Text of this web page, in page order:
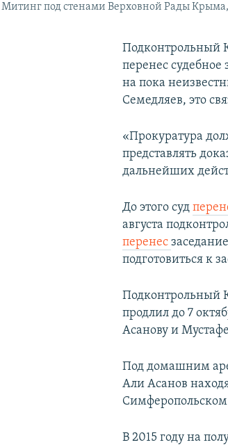
Митинг под стенами Верховной Рады Крыма,
Подконтрольный
перенес судебное
на пока
Семедляев, это
«Прокуратура
представлять
дальнейших
До этого суд
августа
перенес
подготовиться к
Подконтрольный
продлил до 7
Асанову и
Под домашним
Али Асанов
В 2015 году на